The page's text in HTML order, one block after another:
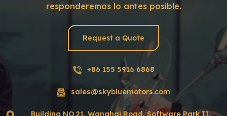
responderemos lo antes posible.
Request a Quote
+86 155 5916 6868
sales@skybluemotors.com
Building NO.21, Wanghai Road, Software Park II,